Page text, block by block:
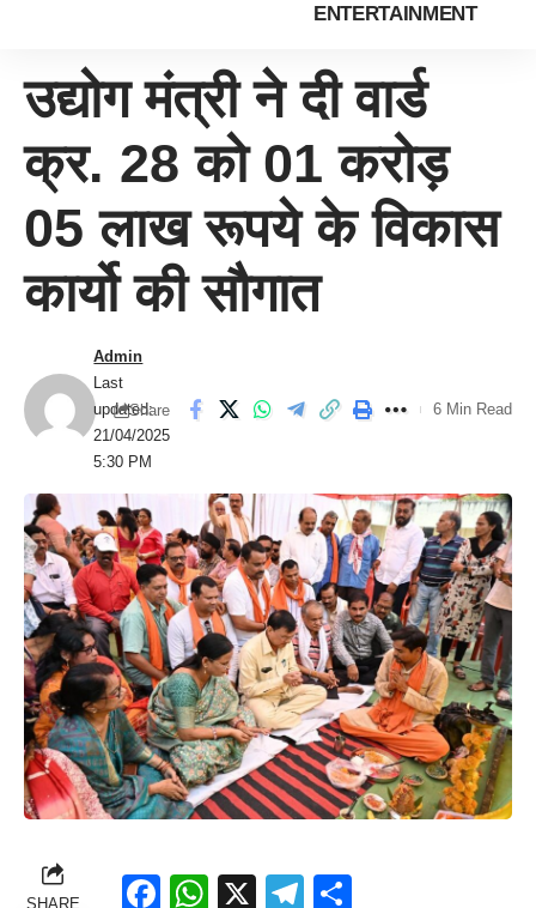
ENTERTAINMENT
उद्योग मंत्री ने दी वार्ड
क्र. 28 को 01 करोड़
05 लाख रूपये के विकास
कार्यो की सौगात
Last
updated:
21/04/2025
5:30 PM
Admin
Share 6 Min Read
SHARE Facebook
WhatsApp
X Telegram